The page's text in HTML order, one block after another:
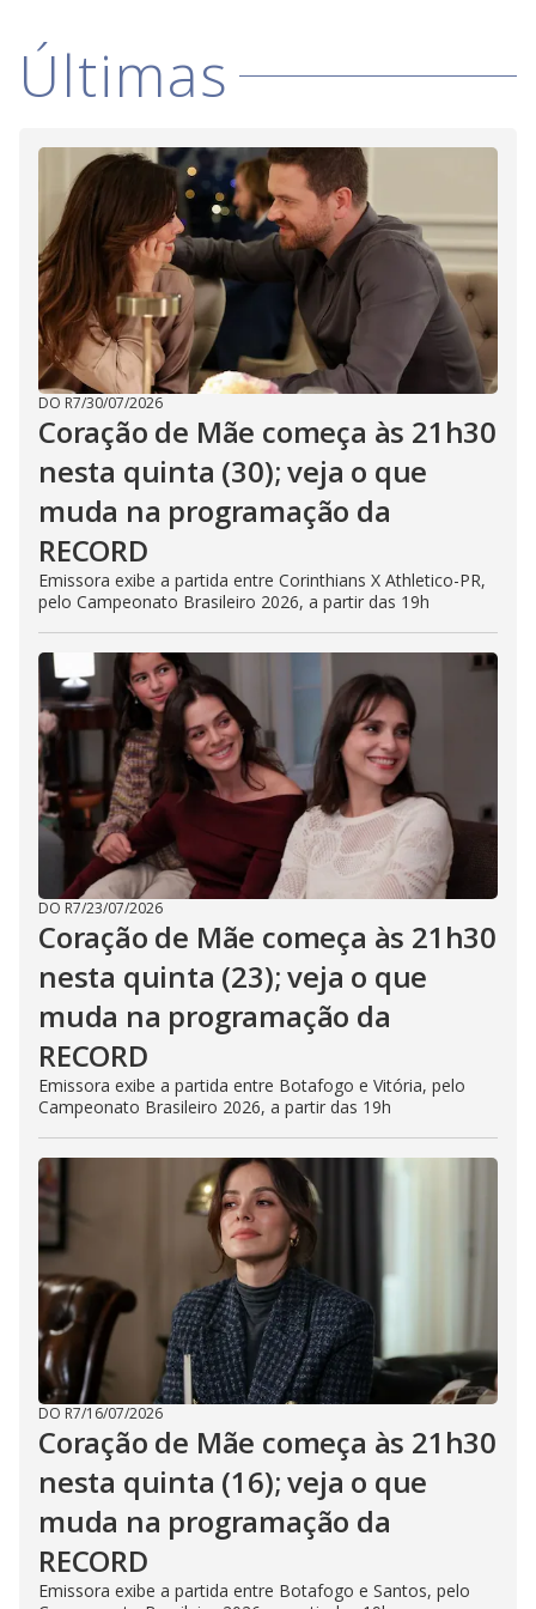
i
d
e
o
Últimas
DO R7/30/07/2026
Coração de Mãe começa às 21h30
nesta quinta (30); veja o que
muda na programação da
RECORD
Emissora exibe a partida entre Corinthians X Athletico-PR,
pelo Campeonato Brasileiro 2026, a partir das 19h
DO R7/23/07/2026
Coração de Mãe começa às 21h30
nesta quinta (23); veja o que
muda na programação da
RECORD
Emissora exibe a partida entre Botafogo e Vitória, pelo
Campeonato Brasileiro 2026, a partir das 19h
DO R7/16/07/2026
Coração de Mãe começa às 21h30
nesta quinta (16); veja o que
muda na programação da
RECORD
Emissora exibe a partida entre Botafogo e Santos, pelo